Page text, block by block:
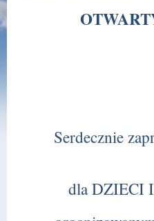
Serdecznie
dla DZIECI